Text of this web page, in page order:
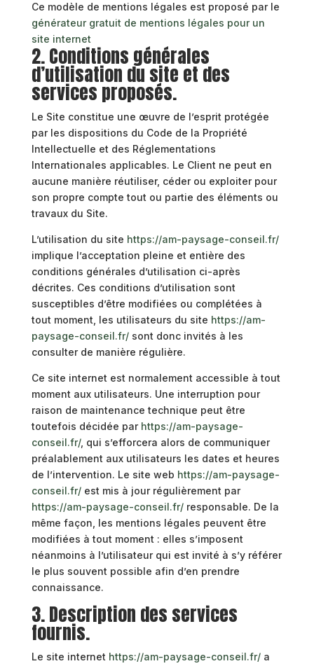
Ce modèle de mentions légales est proposé par le
générateur gratuit de mentions légales pour un
site internet
2. Conditions générales
d’utilisation du site et des
services proposés.
Le Site constitue une œuvre de l’esprit protégée
par les dispositions du Code de la Propriété
Intellectuelle et des Réglementations
Internationales applicables. Le Client ne peut en
aucune manière réutiliser, céder ou exploiter pour
son propre compte tout ou partie des éléments ou
travaux du Site.
L’utilisation du site https://am-paysage-conseil.fr/
implique l’acceptation pleine et entière des
conditions générales d’utilisation ci-après
décrites. Ces conditions d’utilisation sont
susceptibles d’être modifiées ou complétées à
tout moment, les utilisateurs du site https://am-
paysage-conseil.fr/sont donc invités à les
consulter de manière régulière.
Ce site internet est normalement accessible à tout
moment aux utilisateurs. Une interruption pour
raison de maintenance technique peut être
toutefois décidée par https://am-paysage-
conseil.fr/, qui s’efforcera alors de communiquer
préalablement aux utilisateurs les dates et heures
de l’intervention. Le site web https://am-paysage-
conseil.fr/est mis à jour régulièrement par
https://am-paysage-conseil.fr/responsable. De la
même façon, les mentions légales peuvent être
modifiées à tout moment : elles s’imposent
néanmoins à l’utilisateur qui est invité à s’y référer
le plus souvent possible afin d’en prendre
connaissance.
3. Description des services
fournis.
Le site internet https://am-paysage-conseil.fr/a